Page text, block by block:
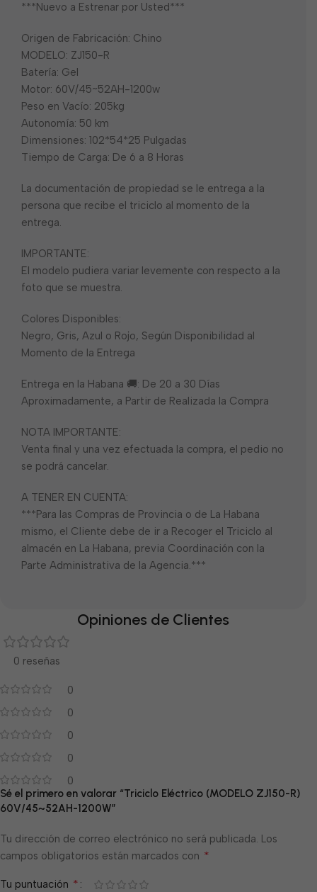
***Nuevo a Estrenar por Usted***
Origen de Fabricación: Chino
MODELO: ZJ150-R
Batería: Gel
Motor: 60V/45~52AH-1200w
Peso en Vacío: 205kg
Autonomía: 50 km
Dimensiones: 102*54*25 Pulgadas
Tiempo de Carga: De 6 a 8 Horas
La documentación de propiedad se le entrega a la
persona que recibe el triciclo al momento de la
entrega.
IMPORTANTE:
El modelo pudiera variar levemente con respecto a la
foto que se muestra.
Colores Disponibles:
Negro, Gris, Azul o Rojo, Según Disponibilidad al
Momento de la Entrega
Entrega en la Habana 🚚: De 20 a 30 Días
Aproximadamente, a Partir de Realizada la Compra
NOTA IMPORTANTE:
Venta final y una vez efectuada la compra, el pedio no
se podrá cancelar.
A TENER EN CUENTA:
***Para las Compras de Provincia o de La Habana
mismo, el Cliente debe de ir a Recoger el Triciclo al
almacén en La Habana, previa Coordinación con la
Parte Administrativa de la Agencia.***
Opiniones de Clientes
0 reseñas
0
0
0
0
0
Sé el primero en valorar “Triciclo Eléctrico (MODELO ZJ150-R)
60V/45~52AH-1200W”
Tu dirección de correo electrónico no será publicada. Los
campos obligatorios están marcados con *
Tu puntuación *